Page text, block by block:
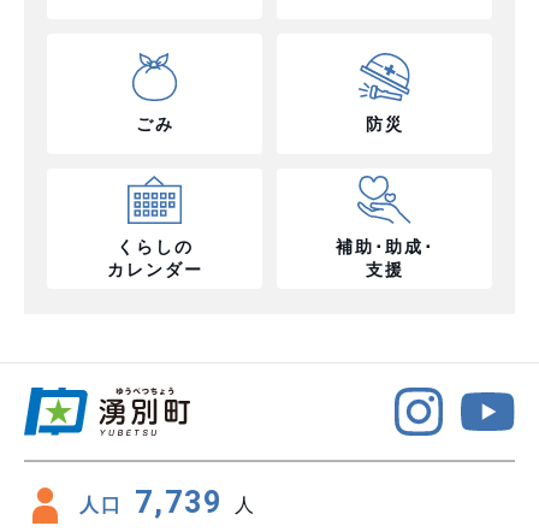
ごみ 防災
くらしの
カレンダー
補助･助成･
支援
人口 7,739 人